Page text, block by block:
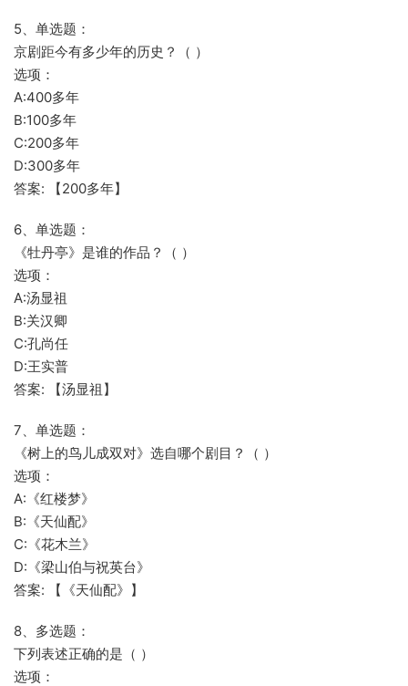
5、单选题：
京剧距今有多少年的历史？（ ）
选项：
A:400多年
B:100多年
C:200多年
D:300多年
答案: 【200多年】
6、单选题：
《牡丹亭》是谁的作品？（ ）
选项：
A:汤显祖
B:关汉卿
C:孔尚任
D:王实普
答案: 【汤显祖】
7、单选题：
《树上的鸟儿成双对》选自哪个剧目？（ ）
选项：
A:《红楼梦》
B:《天仙配》
C:《花木兰》
D:《梁山伯与祝英台》
答案: 【《天仙配》】
8、多选题：
下列表述正确的是（ ）
选项：